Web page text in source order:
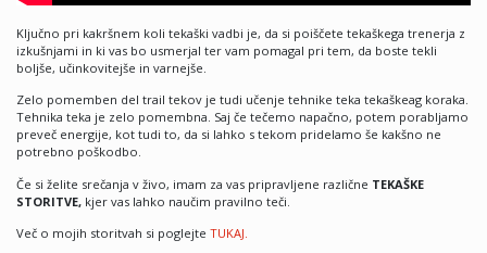
Ključno pri kakršnem koli tekaški vadbi je, da si poiščete tekaškega trenerja z
izkušnjami in ki vas bo usmerjal ter vam pomagal pri tem, da boste tekli
boljše, učinkovitejše in varnejše.
Zelo pomemben del trail tekov je tudi učenje tehnike teka tekaškeag koraka.
Tehnika teka je zelo pomembna. Saj če tečemo napačno, potem porabljamo
preveč energije, kot tudi to, da si lahko s tekom pridelamo še kakšno ne
potrebno poškodbo.
Če si želite srečanja v živo, imam za vas pripravljene različne TEKAŠKE
STORITVE, kjer vas lahko naučim pravilno teči.
Več o mojih storitvah si poglejte TUKAJ.